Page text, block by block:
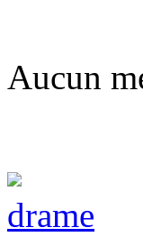
Aucun
drame